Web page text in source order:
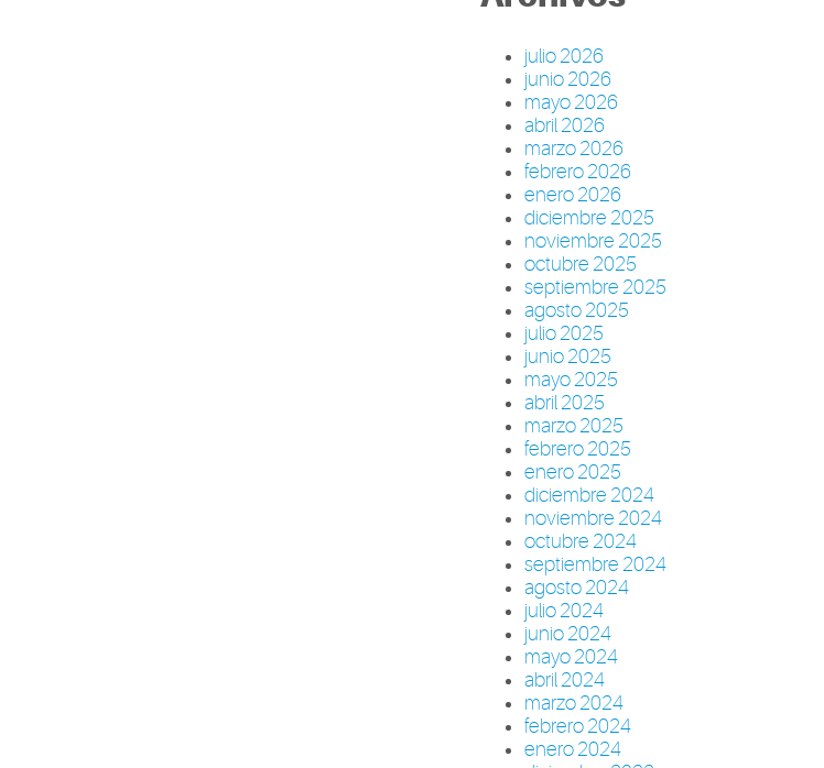
julio 2026
junio 2026
mayo 2026
abril 2026
marzo 2026
febrero 2026
enero 2026
diciembre 2025
noviembre 2025
octubre 2025
septiembre 2025
agosto 2025
julio 2025
junio 2025
mayo 2025
abril 2025
marzo 2025
febrero 2025
enero 2025
diciembre 2024
noviembre 2024
octubre 2024
septiembre 2024
agosto 2024
julio 2024
junio 2024
mayo 2024
abril 2024
marzo 2024
febrero 2024
enero 2024